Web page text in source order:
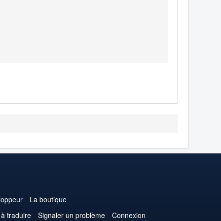
La boutique
traduire Signaler un problème Connexion